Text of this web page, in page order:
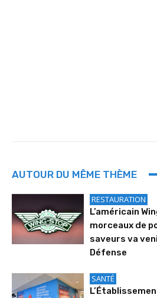
AUTOUR DU MÊME THÈME
RESTAURATION
L’américain
morceaux de
saveurs va
Défense
SANTÉ